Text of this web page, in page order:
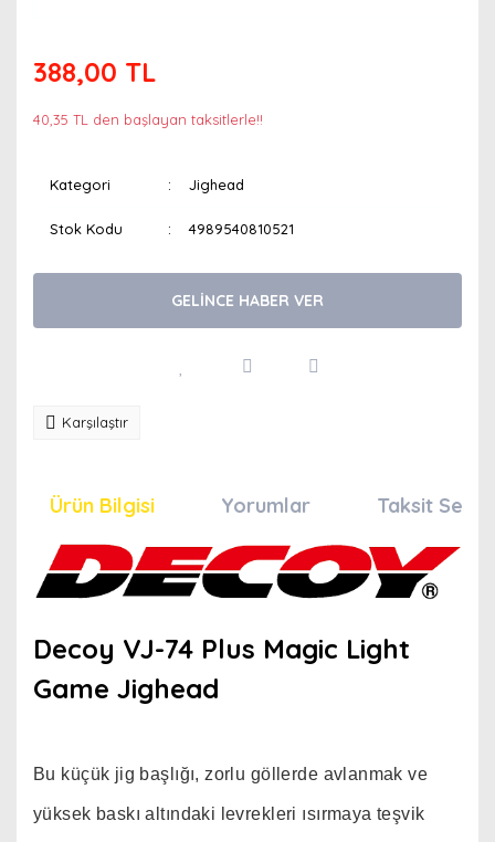
388,00 TL
40,35 TL den başlayan taksitlerle!!
Kategori Jighead
Stok Kodu 4989540810521
GELİNCE HABER VER
Karşılaştır
Ürün Bilgisi Yorumlar Taksit
Decoy VJ-74 Plus Magic Light
Game Jighead
Bu küçük jig başlığı, zorlu göllerde avlanmak ve
yüksek baskı altındaki levrekleri ısırmaya teşvik